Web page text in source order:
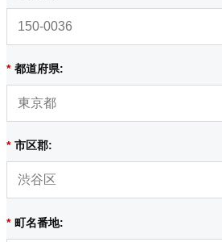
* 都道府県:
* 市区郡:
* 町名番地: